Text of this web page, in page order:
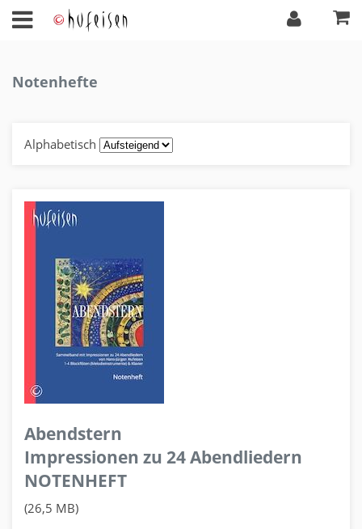
Notenhefte
Alphabetisch
Abendstern
Impressionen zu 24 Abendliedern
NOTENHEFT
(26,5 MB)